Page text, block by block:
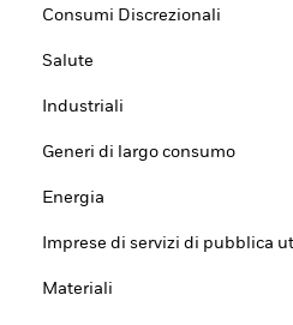
Consumi Discrezionali
Salute
Industriali
Generi di largo consumo
Energia
Imprese di servizi di pubblica
Materiali